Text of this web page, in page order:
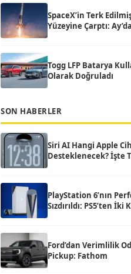
SpaceX’in Terk
Yüzeyine Çarptı:
Togg LFP Batarya
Olarak Doğruladı
SON HABERLER
Siri AI Hangi Apple
Desteklenecek? İşte
PlayStation 6’nın
Sızdırıldı: PS5’ten İki
Ford’dan Verimlilik
Pickup: Fathom